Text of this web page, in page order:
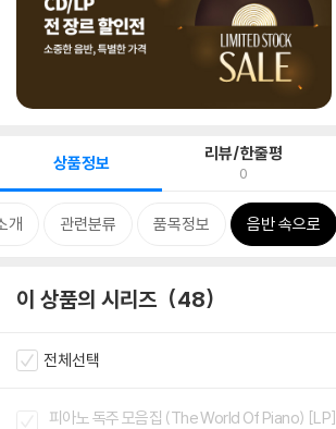
상품정보 리뷰/한줄평
0
개 관련분류 품목정보 음반 속으로
이 상품의 시리즈 48
전체선택
피아노 독주 모음집 (The World Of Piano) [LP]